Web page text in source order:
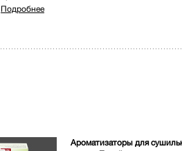
Подробнее
Ароматизаторы для